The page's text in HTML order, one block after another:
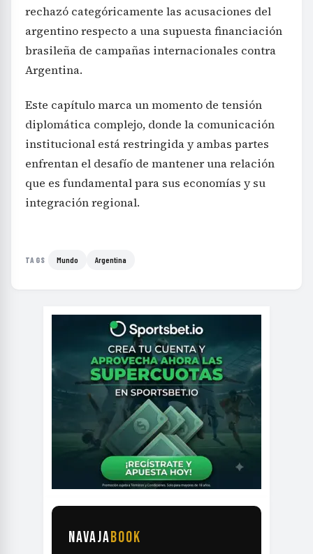
rechazó categóricamente las acusaciones del
argentino respecto a una supuesta financiación
brasileña de campañas internacionales contra
Argentina.
Este capítulo marca un momento de tensión
diplomática complejo, donde la comunicación
institucional está restringida y ambas partes
enfrentan el desafío de mantener una relación
que es fundamental para sus economías y su
integración regional.
TAGS Mundo Argentina
NAVAJABOOK